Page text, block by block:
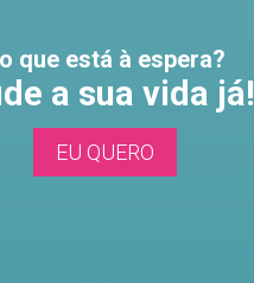
que está à espera?
a sua vida já!
EU QUERO